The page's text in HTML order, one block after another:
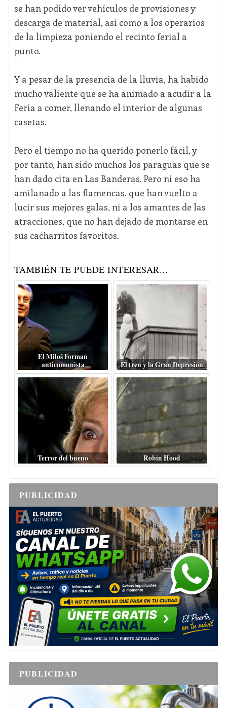
se han podido ver vehículos de provisiones y
descarga de material, así como a los operarios
de la limpieza poniendo el recinto ferial a
punto.
Y a pesar de la presencia de la lluvia, ha habido
mucho valiente que se ha animado a acudir a la
Feria a comer, llenando el interior de algunas
casetas.
Pero el tiempo no ha querido ponerlo fácil, y
por tanto, han sido muchos los paraguas que se
han dado cita en Las Banderas. Pero ni eso ha
amilanado a las flamencas, que han vuelto a
lucir sus mejores galas, ni a los amantes de las
atracciones, que no han dejado de montarse en
sus cacharritos favoritos.
TAMBIÉN TE PUEDE INTERESAR...
El Miloš Forman
anticomunista
El tren y la Gran Depresión
Terror del bueno Robin Hood
PUBLICIDAD
PUBLICIDAD